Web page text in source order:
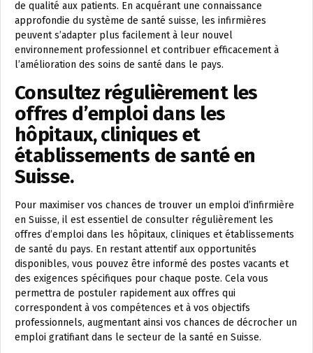
de qualité aux patients. En acquérant une connaissance
approfondie du système de santé suisse, les infirmières
peuvent s’adapter plus facilement à leur nouvel
environnement professionnel et contribuer efficacement à
l’amélioration des soins de santé dans le pays.
Consultez régulièrement les
offres d’emploi dans les
hôpitaux, cliniques et
établissements de santé en
Suisse.
Pour maximiser vos chances de trouver un emploi d’infirmière
en Suisse, il est essentiel de consulter régulièrement les
offres d’emploi dans les hôpitaux, cliniques et établissements
de santé du pays. En restant attentif aux opportunités
disponibles, vous pouvez être informé des postes vacants et
des exigences spécifiques pour chaque poste. Cela vous
permettra de postuler rapidement aux offres qui
correspondent à vos compétences et à vos objectifs
professionnels, augmentant ainsi vos chances de décrocher un
emploi gratifiant dans le secteur de la santé en Suisse.